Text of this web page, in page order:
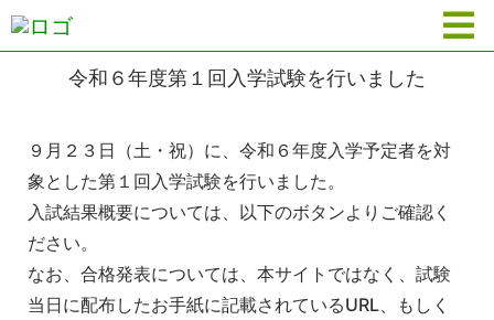
令和６年度第１回入学試験を行いました
９月２３日（土・祝）に、令和６年度入学予定者を対
象とした第１回入学試験を行いました。
入試結果概要については、以下のボタンよりご確認く
ださい。
なお、合格発表については、本サイトではなく、試験
当日に配布したお手紙に記載されているURL、もしく